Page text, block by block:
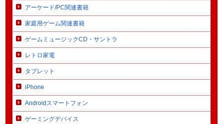
アーケード/PC関連書籍
家庭用ゲーム関連書籍
ゲームミュージックCD・サントラ
レトロ家電
タブレット
iPhone
Androidスマートフォン
ゲーミングデバイス